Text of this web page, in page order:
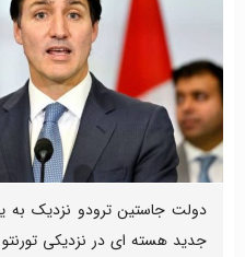
دولت جاستین ترودو نزدیک به
جدید هسته ای در نزدیکی